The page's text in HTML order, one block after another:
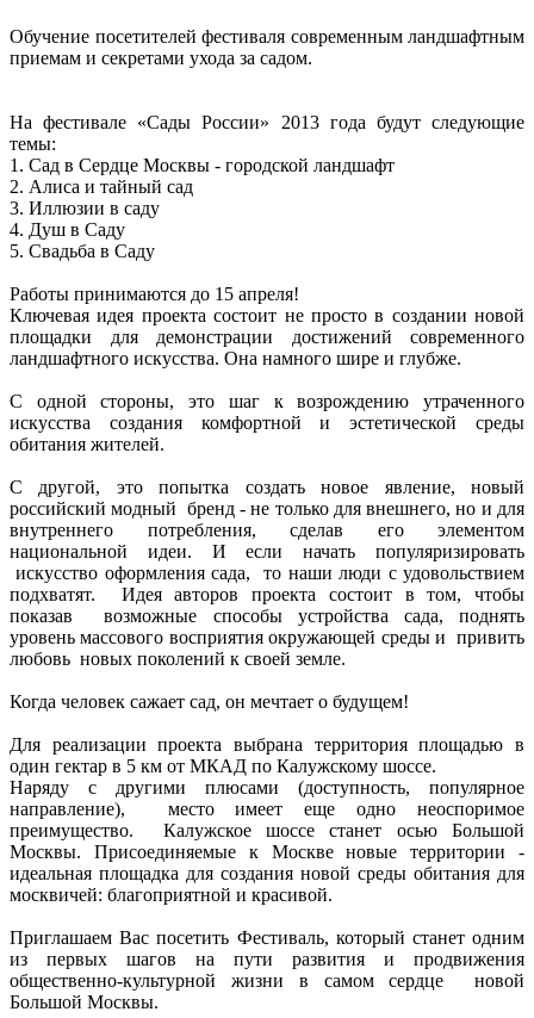
Обучение посетителей фестиваля современным ландшафтным
приемам и секретами ухода за садом.
На фестивале «Сады России» 2013 года будут следующие
темы:
1. Сад в Сердце Москвы - городской ландшафт
2. Алиса и тайный сад
3. Иллюзии в саду
4. Душ в Саду
5. Свадьба в Саду
Работы принимаются до 15 апреля!
Ключевая идея проекта состоит не просто в создании новой
площадки для демонстрации достижений современного
ландшафтного искусства. Она намного шире и глубже.
С одной стороны, это шаг к возрождению утраченного
искусства создания комфортной и эстетической среды
обитания жителей.
С другой, это попытка создать новое явление, новый
российский модный бренд - не только для внешнего, но и для
внутреннего потребления, сделав его элементом
национальной идеи. И если начать популяризировать
искусство оформления сада, то наши люди с удовольствием
подхватят. Идея авторов проекта состоит в том, чтобы
показав возможные способы устройства сада, поднять
уровень массового восприятия окружающей среды и привить
любовь новых поколений к своей земле.
Когда человек сажает сад, он мечтает о будущем!
Для реализации проекта выбрана территория площадью в
один гектар в 5 км от МКАД по Калужскому шоссе.
Наряду с другими плюсами (доступность, популярное
направление), место имеет еще одно неоспоримое
преимущество. Калужское шоссе станет осью Большой
Москвы. Присоединяемые к Москве новые территории -
идеальная площадка для создания новой среды обитания для
москвичей: благоприятной и красивой.
Приглашаем Вас посетить Фестиваль, который станет одним
из первых шагов на пути развития и продвижения
общественно-культурной жизни в самом сердце новой
Большой Москвы.